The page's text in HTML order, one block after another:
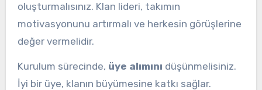
oluşturmalısınız. Klan lideri, takımın
motivasyonunu artırmalı ve herkesin görüşlerine
değer vermelidir.
Kurulum sürecinde, üye alımını düşünmelisiniz.
İyi bir üye, klanın büyümesine katkı sağlar.